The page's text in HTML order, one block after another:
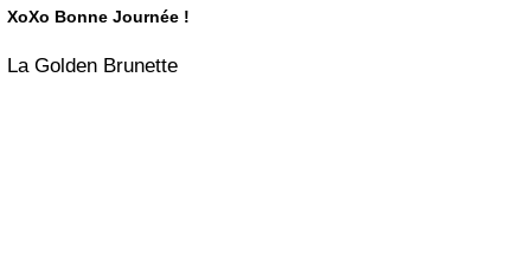
XoXo Bonne Journée !
La Golden Brunette